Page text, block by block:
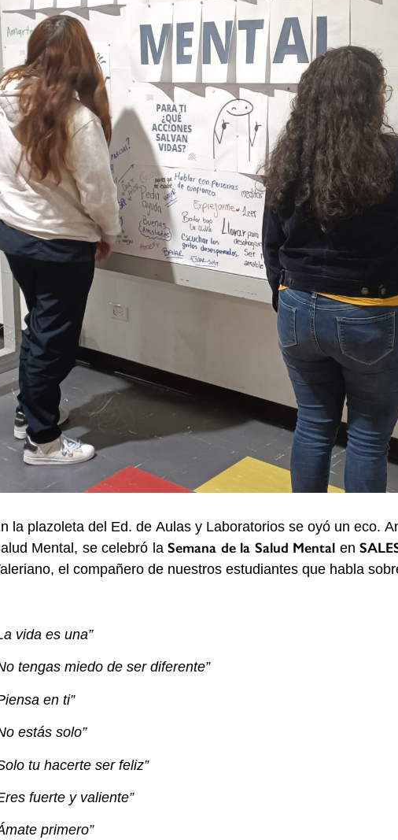
la plazoleta del Ed. de Aulas y Laboratorios se oyó un eco.
Mental, se celebró laSemana de la Salud Mental en
el compañero de nuestros estudiantes que habla
vida es una”
tengas miedo de ser diferente”
en ti”
estás solo”
tu hacerte ser feliz”
fuerte y valiente”
primero”